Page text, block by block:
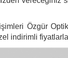
Özgür
indirimli